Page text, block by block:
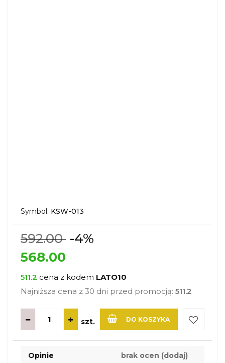
Symbol: KSW-013
592.00 -4%
568.00
511.2 cena z kodem LATO10
Najniższa cena z 30 dni przed promocją: 511.2
szt. DO KOSZYKA
Do
Opinie brak ocen (dodaj)